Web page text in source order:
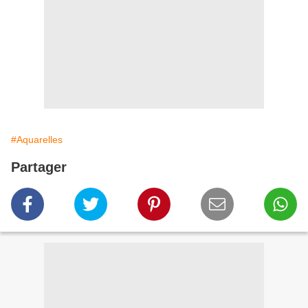
#Aquarelles
Partager